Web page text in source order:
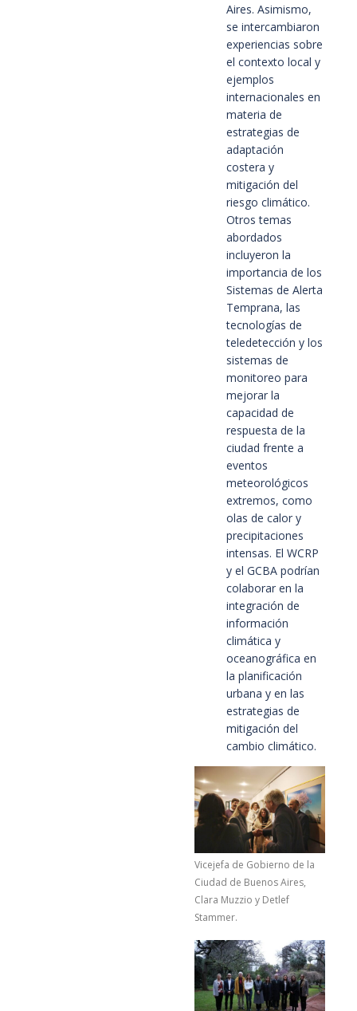
Aires. Asimismo,
se intercambiaron
experiencias sobre
el contexto local y
ejemplos
internacionales en
materia de
estrategias de
adaptación
costera y
mitigación del
riesgo climático.
Otros temas
abordados
incluyeron la
importancia de los
Sistemas de Alerta
Temprana, las
tecnologías de
teledetección y los
sistemas de
monitoreo para
mejorar la
capacidad de
respuesta de la
ciudad frente a
eventos
meteorológicos
extremos, como
olas de calor y
precipitaciones
intensas. El WCRP
y el GCBA podrían
colaborar en la
integración de
información
climática y
oceanográfica en
la planificación
urbana y en las
estrategias de
mitigación del
cambio climático.
Vicejefa de Gobierno de la
Ciudad de Buenos Aires,
Clara Muzzio y Detlef
Stammer.